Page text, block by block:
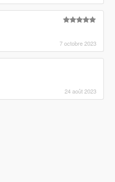
7 octobre 2023
24 août 2023